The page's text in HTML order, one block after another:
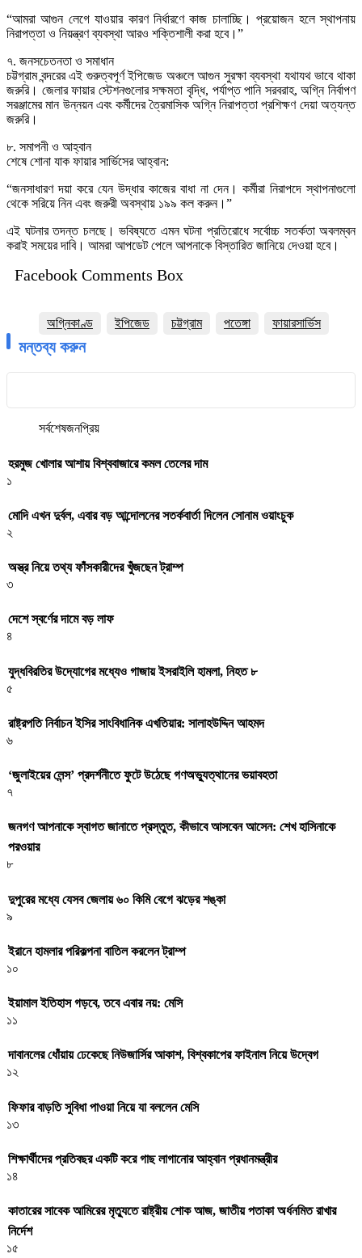
“আমরা আগুন লেগে যাওয়ার কারণ নির্ধারণে কাজ চালাচ্ছি। প্রয়োজন হলে স্থাপনায়
নিরাপত্তা ও নিয়ন্ত্রণ ব্যবস্থা আরও শক্তিশালী করা হবে।”
৭. জনসচেতনতা ও সমাধান
চট্টগ্রাম বন্দরের এই গুরুত্বপূর্ণ ইপিজেড অঞ্চলে আগুন সুরক্ষা ব্যবস্থা যথাযথ ভাবে থাকা
জরুরি। জেলার ফায়ার স্টেশনগুলোর সক্ষমতা বৃদ্ধি, পর্যাপ্ত পানি সরবরাহ, অগ্নি নির্বাপণ
সরঞ্জামের মান উন্নয়ন এবং কর্মীদের ত্রৈমাসিক অগ্নি নিরাপত্তা প্রশিক্ষণ দেয়া অত্যন্ত
জরুরি।
৮. সমাপনী ও আহ্বান
শেষে শোনা যাক ফায়ার সার্ভিসের আহ্বান:
“জনসাধারণ দয়া করে যেন উদ্ধার কাজের বাধা না দেন। কর্মীরা নিরাপদে স্থাপনাগুলো
থেকে সরিয়ে নিন এবং জরুরী অবস্থায় ১৯৯ কল করুন।”
এই ঘটনার তদন্ত চলছে। ভবিষ্যতে এমন ঘটনা প্রতিরোধে সর্বোচ্চ সতর্কতা অবলম্বন
করাই সময়ের দাবি। আমরা আপডেট পেলে আপনাকে বিস্তারিত জানিয়ে দেওয়া হবে।
Facebook Comments Box
অগ্নিকাণ্ড ইপিজেড চট্টগ্রাম পতেঙ্গা ফায়ারসার্ভিস
মন্তব্য করুন
সর্বশেষজনপ্রিয়
হরমুজ খোলার আশায় বিশ্ববাজারে কমল তেলের দাম
১
মোদি এখন দুর্বল, এবার বড় আন্দোলনের সতর্কবার্তা দিলেন সোনাম ওয়াংচুক
২
অস্ত্র নিয়ে তথ্য ফাঁসকারীদের খুঁজছেন ট্রাম্প
৩
দেশে স্বর্ণের দামে বড় লাফ
৪
যুদ্ধবিরতির উদ্যোগের মধ্যেও গাজায় ইসরাইলি হামলা, নিহত ৮
৫
রাষ্ট্রপতি নির্বাচন ইসির সাংবিধানিক এখতিয়ার: সালাহউদ্দিন আহমদ
৬
‘জুলাইয়ের লেন্স’ প্রদর্শনীতে ফুটে উঠেছে গণঅভ্যুত্থানের ভয়াবহতা
৭
জনগণ আপনাকে স্বাগত জানাতে প্রস্তুত, কীভাবে আসবেন আসেন: শেখ হাসিনাকে
পরওয়ার
৮
দুপুরের মধ্যে যেসব জেলায় ৬০ কিমি বেগে ঝড়ের শঙ্কা
৯
ইরানে হামলার পরিকল্পনা বাতিল করলেন ট্রাম্প
১০
ইয়ামাল ইতিহাস গড়বে, তবে এবার নয়: মেসি
১১
দাবানলের ধোঁয়ায় ঢেকেছে নিউজার্সির আকাশ, বিশ্বকাপের ফাইনাল নিয়ে উদ্বেগ
১২
ফিফার বাড়তি সুবিধা পাওয়া নিয়ে যা বললেন মেসি
১৩
শিক্ষার্থীদের প্রতিবছর একটি করে গাছ লাগানোর আহ্বান প্রধানমন্ত্রীর
১৪
কাতারের সাবেক আমিরের মৃত্যুতে রাষ্ট্রীয় শোক আজ, জাতীয় পতাকা অর্ধনমিত রাখার
নির্দেশ
১৫